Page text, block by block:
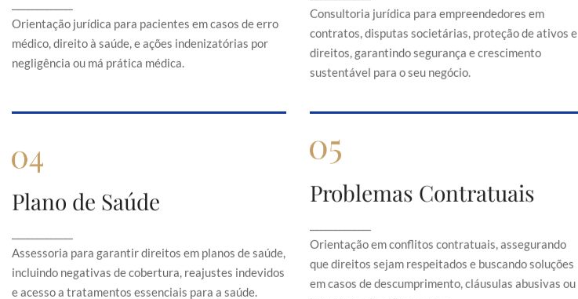
Orientação jurídica para pacientes em casos de erro
médico, direito à saúde, e ações indenizatórias por
negligência ou má prática médica.
erro médico, direito à saúde, e ações
indenizatórias por negligência ou má prática
médica.
Consultoria jurídica para empreendedores em
contratos, disputas societárias, proteção de ativos e
direitos, garantindo segurança e crescimento
sustentável para o seu negócio.
contratos, disputas societárias, proteção de
ativos e direitos, garantindo segurança e
crescimento sustentável para o seu negócio.
Plano de Saúde
Assessoria para garantir direitos em planos de saúde,
incluindo negativas de cobertura, reajustes indevidos
e acesso a tratamentos essenciais para a saúde.
Plano de Saúde
reajustes indevidos e acesso a tratamentos
Problemas Contratuais
Orientação em conflitos contratuais, assegurando
que direitos sejam respeitados e buscando soluções
em casos de descumprimento, cláusulas abusivas ou
Problemas Contratuais
assegurando que direitos sejam respeitados e
buscando soluções em casos de
descumprimento, cláusulas abusivas ou
interpretações divergentes.